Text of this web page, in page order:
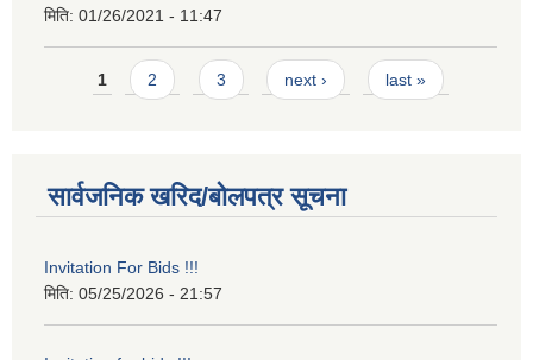
मिति: 01/26/2021 - 11:47
Pages
1 2 3 next › last »
सार्वजनिक खरिद/बोलपत्र सूचना
Invitation For Bids !!!
मिति: 05/25/2026 - 21:57